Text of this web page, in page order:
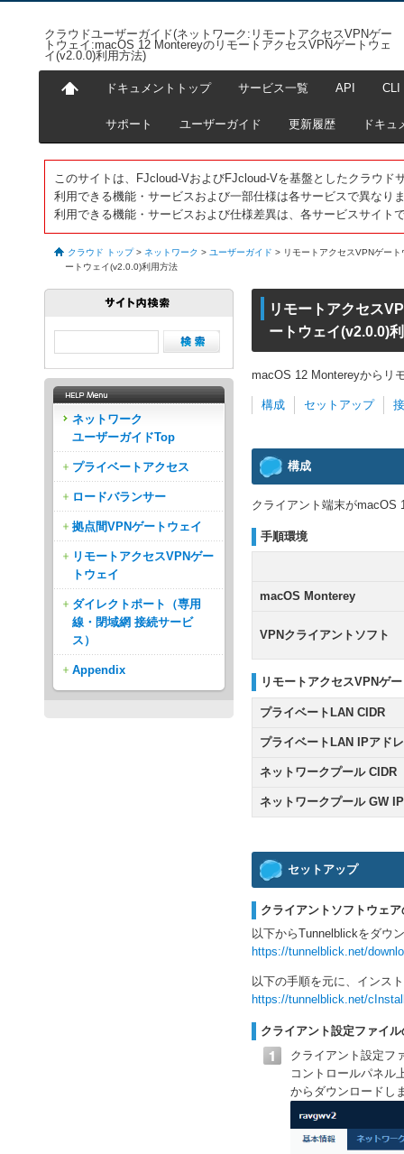
クラウドユーザーガイド(ネットワーク:リモートアクセスVPNゲー
トウェイ:macOS 12 MontereyのリモートアクセスVPNゲートウェ
イ(v2.0.0)利用方法)
ドキュメントトップ サービス一覧 API CLI
サポート ユーザーガイド 更新履歴 ドキュ
このサイトは、FJcloud-VおよびFJcloud-Vを基盤としたクラウド
利用できる機能・サービスおよび一部仕様は各サービスで異なり
利用できる機能・サービスおよび仕様差異は、各サービスサイト
クラウド トップ > ネットワーク > ユーザーガイド > リモートアクセスVPNゲー
ートウェイ(v2.0.0)利用方法
リモートアクセス
ートウェイ(v2.0.0)
macOS 12 Montereyからリ
構成 セットアップ
構成
クライアント端末がmacOS
手順環境
macOS Monterey
VPNクライアントソフト
リモートアクセスVPNゲ
プライベートLAN CIDR
プライベートLAN IPアド
ネットワークプール CIDR
ネットワークプール GW
セットアップ
クライアントソフトウェ
以下からTunnelblickをダウ
https://tunnelblick.net/
以下の手順を元に、インス
https://tunnelblick.net/
クライアント設定ファイ
クライアント設定フ
コントロールパネル
からダウンロードし
ネットワーク
ユーザーガイドTop
プライベートアクセス
ロードバランサー
拠点間VPNゲートウェイ
リモートアクセスVPNゲー
トウェイ
ダイレクトポート（専用
線・閉域網 接続サービ
ス）
Appendix